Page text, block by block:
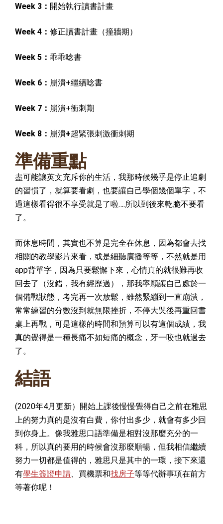
Week 3： 開始執行讀書計畫
Week 4： 修正讀書計畫（撞牆期）
Week 5： 乖乖唸書
Week 6： 崩潰+繼續唸書
Week 7： 崩潰+衝刺期
Week 8： 崩潰+超緊張刺激衝刺期
準備重點
盡可能讓英文充斥你的生活，我那時候幾乎是停止追劇
的習慣了，就算要看劇，也要讓自己學個幾個單字，不
過這樣看得很不享受就是了啦….所以到後來乾脆不要看
了。
而休息時間，其實也不算是完全在休息，因為都會去找
相關的教學影片來看，或是細聽廣播等等，不然就是用
app背單字，因為只要鬆懈下來，心情真的就很難再收
回去了（沒錯，我有經歷過），那我寧願讓自己處於一
個備戰狀態，考完再一次放鬆，雖然緊繃到一直崩潰，
常常練習的分數沒到就無限挫折，不停大哭後再重回書
桌上再戰，可是這樣的時間和預算可以有這個成績，我
真的覺得是一種長痛不如短痛的概念，牙一咬也就過去
了。
結語
(2020年4月更新）開始上課後慢慢覺得自己之前在雅思
上的努力真的是沒有白費，你付出多少，就會有多少回
到你身上。像我雅思口語準備是相對沒那麼充分的一
科，所以真的要用的時候會沒那麼順暢，但我相信繼續
努力一切都是值得的，雅思只是其中的一環，接下來還
有學生簽證申請、買機票和找房子等等代辦事項在前方
等著你呢！